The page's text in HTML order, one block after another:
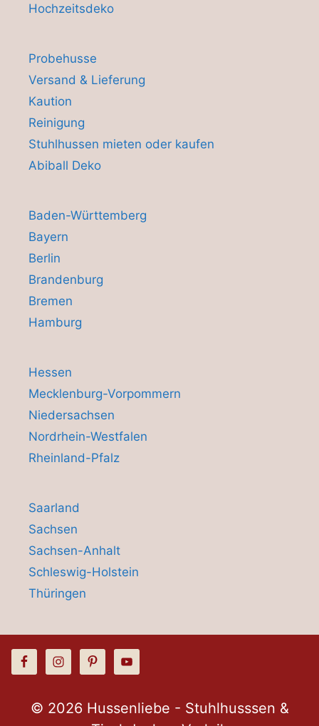
Hochzeitsdeko
Probehusse
Versand & Lieferung
Kaution
Reinigung
Stuhlhussen mieten oder kaufen
Abiball Deko
Baden-Württemberg
Bayern
Berlin
Brandenburg
Bremen
Hamburg
Hessen
Mecklenburg-Vorpommern
Niedersachsen
Nordrhein-Westfalen
Rheinland-Pfalz
Saarland
Sachsen
Sachsen-Anhalt
Schleswig-Holstein
Thüringen
© 2026 Hussenliebe - Stuhlhusssen &